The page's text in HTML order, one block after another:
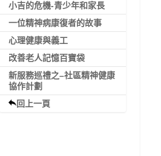
小吉的危機-青少年和家長
一位精神病康復者的故事
心理健康與義工
改善老人記憶百寶袋
新服務巡禮之–社區精神健康
協作計劃
回上一頁